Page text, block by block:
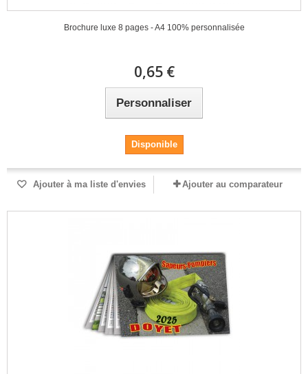
Brochure luxe 8 pages - A4 100% personnalisée
0,65 €
Personnaliser
Disponible
Ajouter à ma liste d'envies Ajouter au comparateur